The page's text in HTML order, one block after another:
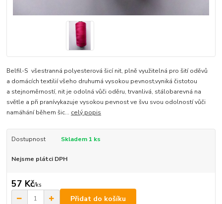
Belfil-S všestranná polyesterová šicí nit, plně využitelná pro šití oděvů
a domácích textilií všeho druhumá vysokou pevnost,vyniká čistotou
a stejnoměrností, nit je odolná vůči oděru, trvanlivá, stálobarevná na
světle a při pranívykazuje vysokou pevnost ve švu svou odolností vůči
namáhání během šic... celý popis
Dostupnost Skladem 1 ks
Nejsme plátci DPH
57 Kč/ks
Přidat do košíku